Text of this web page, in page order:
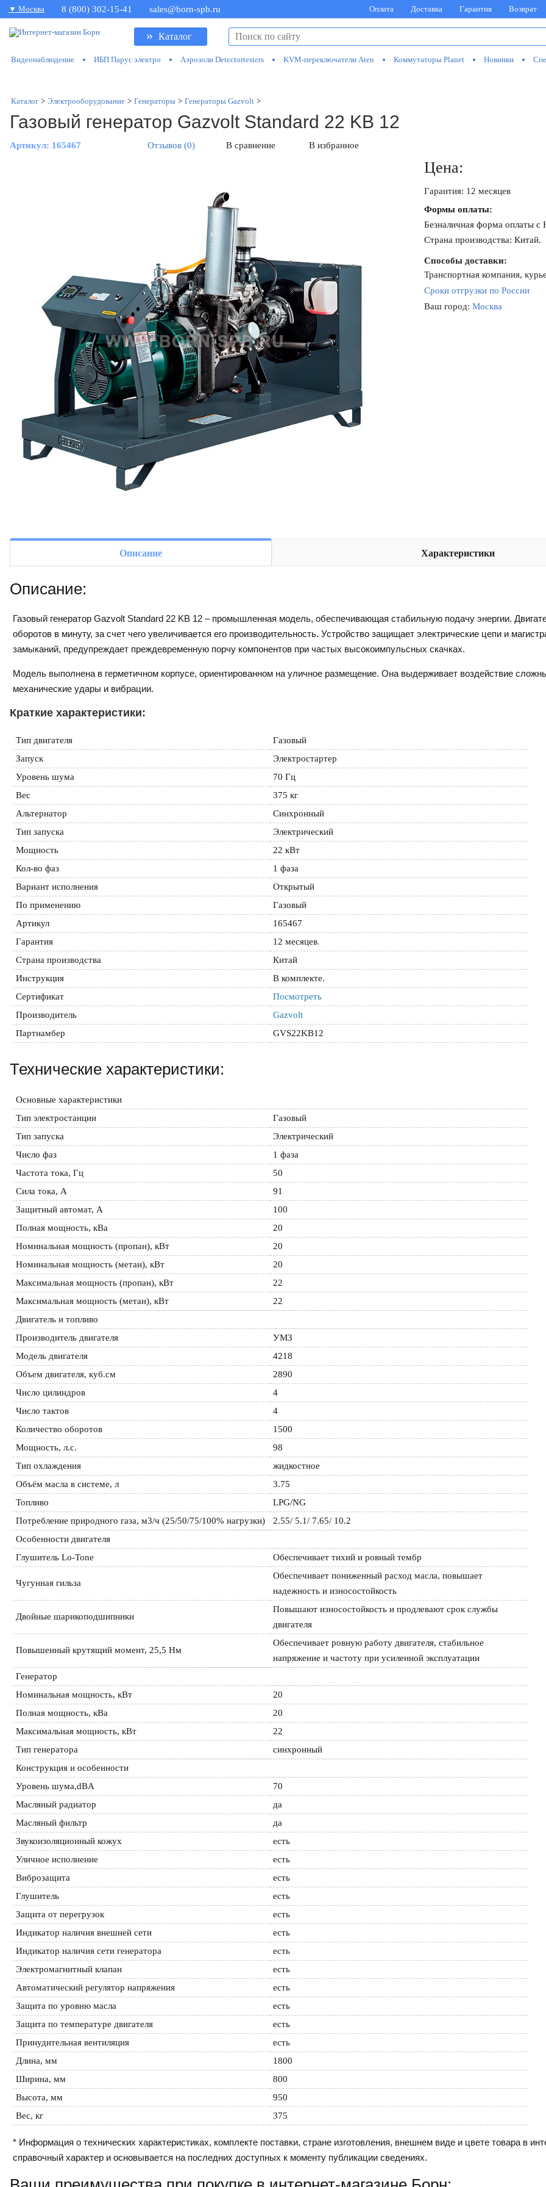
▼ Москва 8 (800) 302-15-41 sales@born-spb.ru Оплата Доставка Гарантия Возврат
» Каталог
Видеонаблюдение ИБП Парус электро Аэрозоли Detectortesters KVM-переключатели Aten Коммутаторы Planet Новинки
Каталог > Электрооборудование > Генераторы > Генераторы Gazvolt >
Газовый генератор Gazvolt Standard 22 KB 12
Артикул: 165467 Отзывов (0) В сравнение В избранное
Цена:
Гарантия: 12 месяцев
Формы оплаты:
Безналичная форма оплаты
Страна производства: Китай.
Способы доставки:
Транспортная компания,
Сроки отгрузки по России
Ваш город: Москва
Описание Характеристики
Описание:
Газовый генератор Gazvolt Standard 22 KB 12 – промышленная модель, обеспечивающая стабильную подачу энергии.
оборотов в минуту, за счет чего увеличивается его производительность. Устройство защищает электрические цепи и
замыканий, предупреждает преждевременную порчу компонентов при частых высокоимпульсных скачках.
Модель выполнена в герметичном корпусе, ориентированном на уличное размещение. Она выдерживает воздействие
механические удары и вибрации.
Краткие характеристики:
Тип двигателя
Газовый
Запуск
Электростартер
Уровень шума
70 Гц
Вес
375 кг
Альтернатор
Синхронный
Тип запуска
Электрический
Мощность
22 кВт
Кол-во фаз
1 фаза
Вариант исполнения
Открытый
По применению
Газовый
Артикул
165467
Гарантия
12 месяцев.
Страна производства
Китай
Инструкция
В комплекте.
Сертификат
Посмотреть
Производитель
Gazvolt
Партнамбер
GVS22KB12
Технические характеристики:
Основные характеристики
Тип электростанции
Газовый
Тип запуска
Электрический
Число фаз
1 фаза
Частота тока, Гц
50
Сила тока, А
91
Защитный автомат, А
100
Полная мощность, кВа
20
Номинальная мощность (пропан), кВт
20
Номинальная мощность (метан), кВт
20
Максимальная мощность (пропан), кВт
22
Максимальная мощность (метан), кВт
22
Двигатель и топливо
Производитель двигателя
УМЗ
Модель двигателя
4218
Объем двигателя, куб.см
2890
Число цилиндров
4
Число тактов
4
Количество оборотов
1500
Мощность, л.с.
98
Тип охлаждения
жидкостное
Объём масла в системе, л
3.75
Топливо
LPG/NG
Потребление природного газа, м3/ч (25/50/75/100% нагрузки)
2.55/ 5.1/ 7.65/ 10.2
Особенности двигателя
Глушитель Lo-Tone
Обеспечивает тихий и ровный тембр
Чугунная гильза
Обеспечивает пониженный расход масла, повышает
надежность и износостойкость
Двойные шарикоподшипники
Повышают износостойкость и продлевают срок службы
двигателя
Повышенный крутящий момент, 25,5 Нм
Обеспечивает ровную работу двигателя, стабильное
напряжение и частоту при усиленной эксплуатации
Генератор
Номинальная мощность, кВт
20
Полная мощность, кВа
20
Максимальная мощность, кВт
22
Тип генератора
синхронный
Конструкция и особенности
Уровень шума,dBA
70
Масляный радиатор
да
Масляный фильтр
да
Звукоизоляционный кожух
есть
Уличное исполнение
есть
Виброзащита
есть
Глушитель
есть
Защита от перегрузок
есть
Индикатор наличия внешней сети
есть
Индикатор наличия сети генератора
есть
Электромагнитный клапан
есть
Автоматический регулятор напряжения
есть
Защита по уровню масла
есть
Защита по температуре двигателя
есть
Принудительная вентиляция
есть
Длина, мм
1800
Ширина, мм
800
Высота, мм
950
Вес, кг
375
* Информация о технических характеристиках, комплекте поставки, стране изготовления, внешнем виде и цвете товара в
справочный характер и основывается на последних доступных к моменту публикации сведениях.